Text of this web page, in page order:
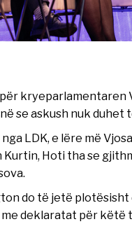
kryeparlamentaren
se askush nuk duhet
LDK, e lëre më
Hoti tha se
do të jetë
deklaratat për këtë